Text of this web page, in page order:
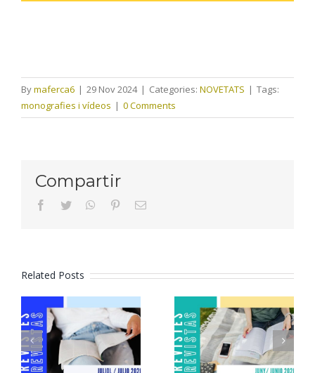
Bymaferca6 | 29 Nov 2024 | Categories: NOVETATS | Tags:
monografies i vídeos | 0 Comments
Compartir
facebooktwitter whatsapppinterestEmail
Related Posts
Revistes
juliol 2026
Revistes
juny 2026